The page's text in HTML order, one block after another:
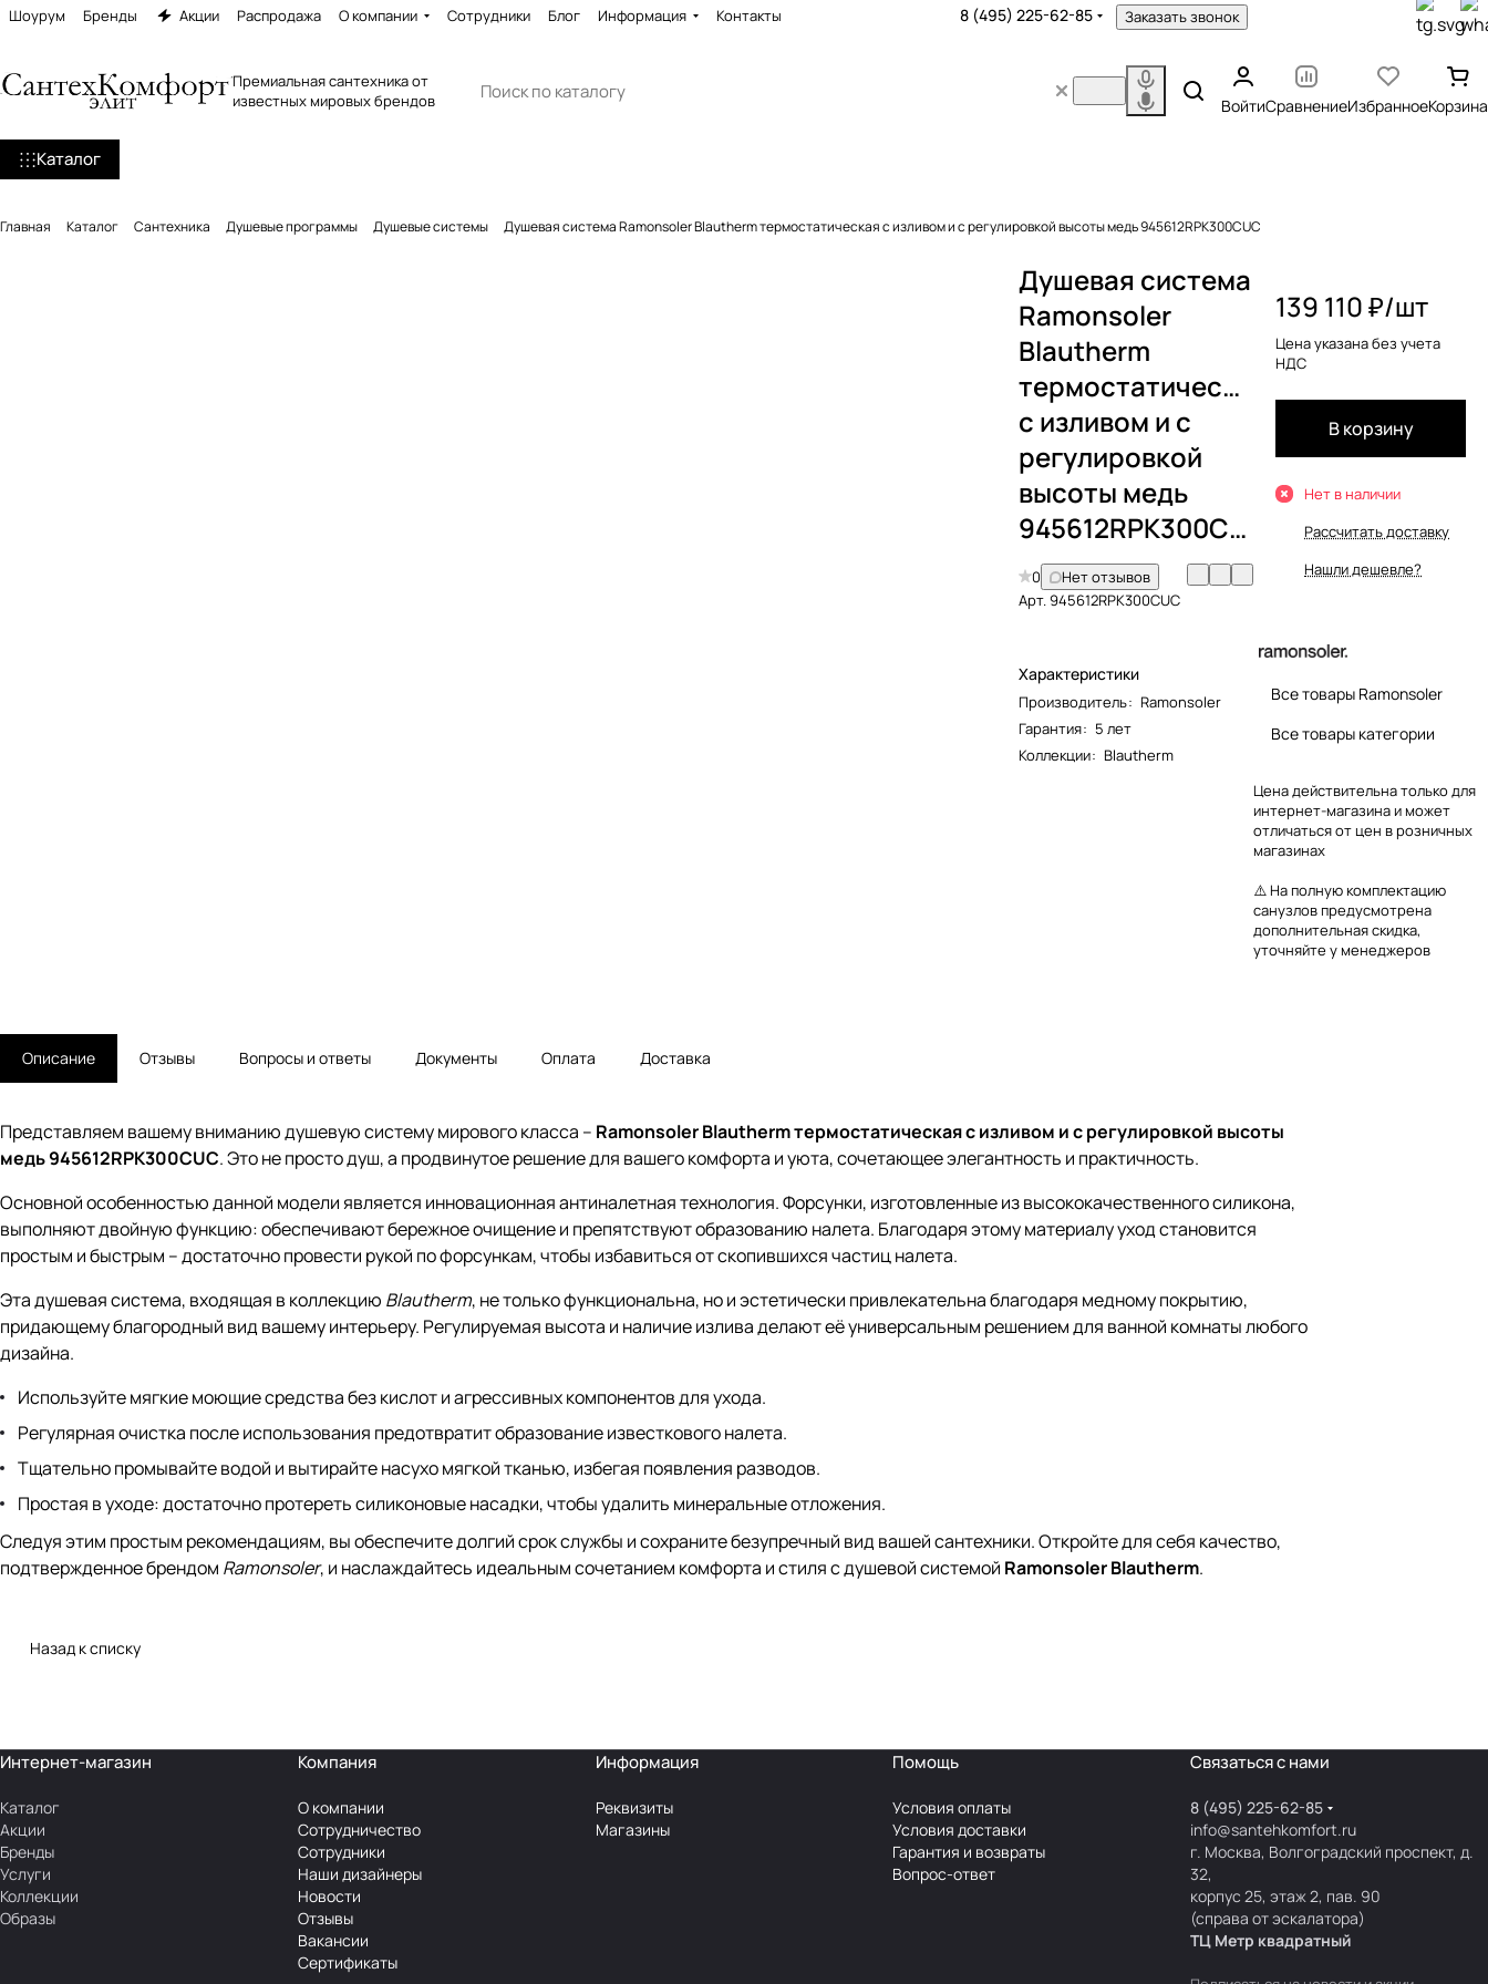
Шоурум Бренды Акции Распродажа О компании Сотрудники Блог Информация Контакты 8 (495) 225-62-85 Заказать звонок
Премиальная сантехника от
известных мировых брендов
ВойтиСравнениеИзбранноеКорзина
Каталог
Главная Каталог Сантехника Душевые программы Душевые системы Душевая система Ramonsoler Blautherm термостатическая с изливом и с регулировкой высоты медь 945612RPK300CUC
Душевая система
Ramonsoler
Blautherm
термостатическая
с изливом и с
регулировкой
высоты медь
945612RPK300CUC
0
Нет отзывов
Арт.945612RPK300CUC
Характеристики
Производитель: Ramonsoler
Гарантия: 5 лет
Коллекции: Blautherm
139 110 ₽/шт
Цена указана без учета
НДС
В корзину
Нет в наличии
Рассчитать доставку
Нашли дешевле?
Все товары Ramonsoler
Все товары категории
Цена действительна только для
интернет-магазина и может
отличаться от цен в розничных
магазинах
⚠️ На полную комплектацию
санузлов предусмотрена
дополнительная скидка,
уточняйте у менеджеров
Описание Отзывы Вопросы и ответы Документы Оплата Доставка
Представляем вашему вниманию душевую систему мирового класса – Ramonsoler Blautherm термостатическая с изливом и с регулировкой высоты
медь 945612RPK300CUC. Это не просто душ, а продвинутое решение для вашего комфорта и уюта, сочетающее элегантность и практичность.
Основной особенностью данной модели является инновационная антиналетная технология. Форсунки, изготовленные из высококачественного силикона,
выполняют двойную функцию: обеспечивают бережное очищение и препятствуют образованию налета. Благодаря этому материалу уход становится
простым и быстрым – достаточно провести рукой по форсункам, чтобы избавиться от скопившихся частиц налета.
Эта душевая система, входящая в коллекцию Blautherm, не только функциональна, но и эстетически привлекательна благодаря медному покрытию,
придающему благородный вид вашему интерьеру. Регулируемая высота и наличие излива делают её универсальным решением для ванной комнаты любого
дизайна.
Используйте мягкие моющие средства без кислот и агрессивных компонентов для ухода.
Регулярная очистка после использования предотвратит образование известкового налета.
Тщательно промывайте водой и вытирайте насухо мягкой тканью, избегая появления разводов.
Простая в уходе: достаточно протереть силиконовые насадки, чтобы удалить минеральные отложения.
Следуя этим простым рекомендациям, вы обеспечите долгий срок службы и сохраните безупречный вид вашей сантехники. Откройте для себя качество,
подтвержденное брендом Ramonsoler, и наслаждайтесь идеальным сочетанием комфорта и стиля с душевой системой Ramonsoler Blautherm.
Назад к списку
Интернет-магазин
Каталог
Акции
Бренды
Услуги
Коллекции
Образы
Компания
О компании
Сотрудничество
Сотрудники
Наши дизайнеры
Новости
Отзывы
Вакансии
Сертификаты
Информация
Реквизиты
Магазины
Помощь
Условия оплаты
Условия доставки
Гарантия и возвраты
Вопрос-ответ
Связаться с нами
8 (495) 225-62-85
info@santehkomfort.ru
г. Москва, Волгоградский проспект, д.
32,
корпус 25, этаж 2, пав. 90
(справа от эскалатора)
ТЦ Метр квадратный